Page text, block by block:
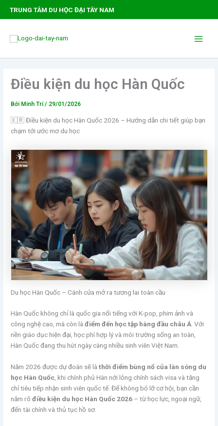
dung
TRUNG TÂM DU HỌC ĐẠI TÂY NAM
Điều kiện du học Hàn Quốc
Bởi Minh Trí/ 29/01/2026
🇰🇷 Điều kiện du học Hàn Quốc 2026 – Hướng dẫn chi tiết giúp bạn
chạm tới ước mơ du học
Du học Hàn Quốc – Cánh cửa mở ra tương lai toàn cầu
Hàn Quốc không chỉ là quốc gia nổi tiếng với K-pop, phim ảnh và
công nghệ cao, mà còn làđiểm đến học tập hàng đầu châu Á . Với
nền giáo dục hiện đại, học phí hợp lý và môi trường sống an toàn,
Hàn Quốc đang thu hút ngày càng nhiều sinh viên Việt Nam.
Năm 2026 được dự đoán sẽ làthời điểm bùng nổ của làn sóng du
học Hàn Quốc , khi chính phủ Hàn nới lỏng chính sách visa và tăng
chỉ tiêu tiếp nhận sinh viên quốc tế. Để không bỏ lỡ cơ hội, bạn cần
nắm rõđiều kiện du học Hàn Quốc 2026 – từ học lực, ngoại ngữ,
đến tài chính và thủ tục hồ sơ.